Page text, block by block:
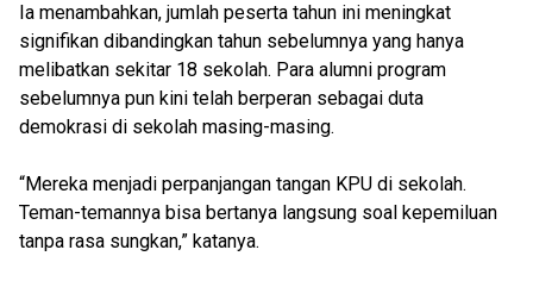
Ia menambahkan, jumlah peserta tahun ini meningkat
signifikan dibandingkan tahun sebelumnya yang hanya
melibatkan sekitar 18 sekolah. Para alumni program
sebelumnya pun kini telah berperan sebagai duta
demokrasi di sekolah masing-masing.
“Mereka menjadi perpanjangan tangan KPU di sekolah.
Teman-temannya bisa bertanya langsung soal kepemiluan
tanpa rasa sungkan,” katanya.